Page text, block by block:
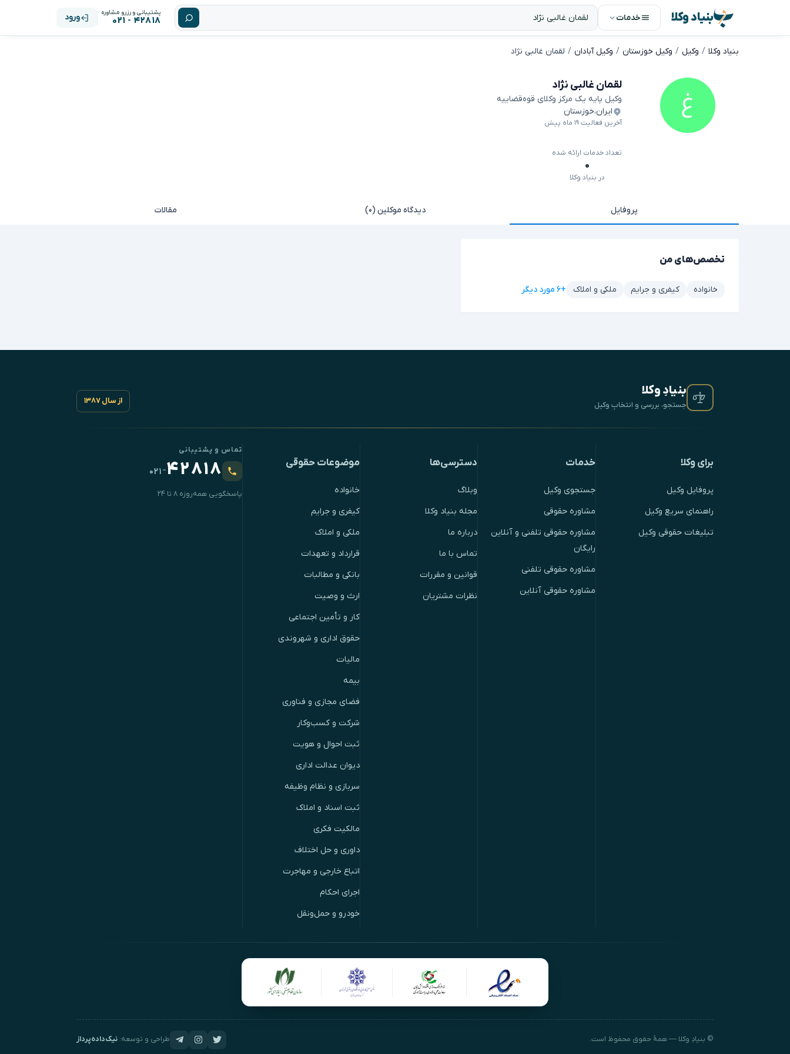
بنیاد وکلا خدمات پشتیبانی و رزرو مشاوره
۴۲۸۱۸ - ۰۲۱ ورود
بنیاد وکلا وکیل وکیل خوزستان وکیل آبادان لقمان غالبی نژاد
لقمان غالبی نژاد
وکیل پایه یک مرکز وکلای قوه‌قضاییه
ایران،خوزستان
آخرین فعالیت ۱۹ ماه پیش
تعداد خدمات ارائه شده
۰
در بنیاد وکلا
پروفایل دیدگاه موکلین (۰) مقالات
تخصص‌های من
خانواده کیفری و جرایم ملکی و املاک +۶ مورد دیگر
بنیادِ وکلا
جستجو، بررسی و انتخابِ وکیل از سال ۱۳۸۷
برای وکلا
پروفایل وکیل
راهنمای سریع وکیل
تبلیغات حقوقی وکیل
خدمات
جستجوی وکیل
مشاوره حقوقی
مشاوره حقوقی تلفنی و آنلاین
رایگان
مشاوره حقوقی تلفنی
مشاوره حقوقی آنلاین
دسترسی‌ها
وبلاگ
مجله بنیاد وکلا
درباره ما
تماس با ما
قوانین و مقررات
نظرات مشتریان
موضوعات حقوقی
خانواده
کیفری و جرایم
ملکی و املاک
قرارداد و تعهدات
بانکی و مطالبات
ارث و وصیت
کار و تأمین اجتماعی
حقوق اداری و شهروندی
مالیات
بیمه
فضای مجازی و فناوری
شرکت و کسب‌وکار
ثبت احوال و هویت
دیوان عدالت اداری
سربازی و نظام وظیفه
ثبت اسناد و املاک
مالکیت فکری
داوری و حل اختلاف
اتباع خارجی و مهاجرت
اجرای احکام
خودرو و حمل‌ونقل
تماس و پشتیبانی
۴۲۸۱۸-۰۲۱
پاسخگویی همه‌روزه ۸ تا ۲۴
© بنیادِ وکلا — همهٔ حقوق محفوظ است. طراحی و توسعه: نیک‌داده‌پرداز